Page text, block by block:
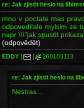
re: Jak zjistit heslo na
mno v poctate mas
odpovedi!ale mylsim ze
napr \\\"jak spustit
(odpovědět)
EDDY | | 260103113
re: Jak zjistit heslo na
Nestras...